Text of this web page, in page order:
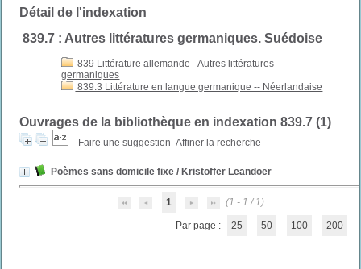
Détail de l'indexation
839.7 : Autres littératures germaniques. Suédoise
839 Littérature allemande - Autres littératures
germaniques
839.3 Littérature en langue germanique -- Néerlandaise
Ouvrages de la bibliothèque en indexation 839.7 (1)
Faire une suggestion Affiner la recherche
Poèmes sans domicile fixe / Kristoffer Leandoer
1 (1 - 1 / 1)
Par page : 25 50 100 200